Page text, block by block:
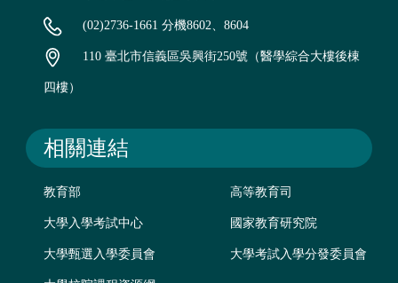
(02)2736-1661 分機8602、8604
110 臺北市信義區吳興街250號（醫學綜合大樓後棟
四樓）
相關連結
教育部 高等教育司
大學入學考試中心 國家教育研究院
大學甄選入學委員會 大學考試入學分發委員會